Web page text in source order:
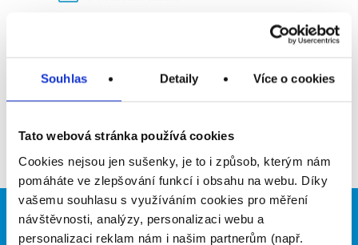
Souhlas Detaily Více o cookies
Tato webová stránka používá cookies
Cookies nejsou jen sušenky, je to i způsob, kterým nám
pomáháte ve zlepšování funkcí i obsahu na webu. Díky
vašemu souhlasu s využíváním cookies pro měření
návštěvnosti, analýzy, personalizaci webu a
personalizaci reklam nám i našim partnerům (např.
Přidat do oblíbených
Zpět
Brigádníci Firmy